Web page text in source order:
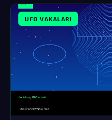
UFO VAKALARI